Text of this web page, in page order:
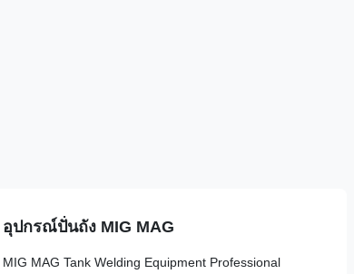
อุปกรณ์ปั่นถัง MIG MAG
MIG MAG Tank Welding Equipment Professional